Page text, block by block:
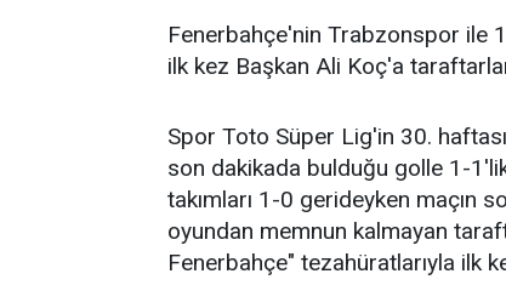
Fenerbahçe'nin Trabzonspor ile
ilk kez Başkan Ali Koç'a
Spor Toto Süper Lig'in 30.
son dakikada bulduğu golle 1-
takımları 1-0 gerideyken maçın
oyundan memnun kalmayan
Fenerbahçe" tezahüratlarıyla ilk